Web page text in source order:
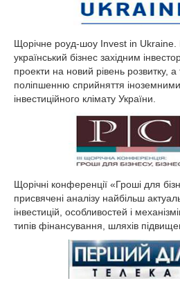
Щорічне роуд-шоу Invest in Ukraine.
український бізнес західним
проекти на новий рівень розвитку,
поліпшенню сприйняття
інвестиційного клімату України.
Щорічні конференції «Гроші для
присвячені аналізу найбільш
інвестицій, особливостей і
типів фінансування, шляхів